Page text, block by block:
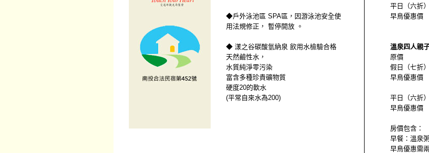
◆戶外泳池區 SPA區，因游泳池安全使
用法規修正， 暫停開放 。
◆ 漾之谷碳酸氫納泉 飲用水檢驗合格
天然鹼性水，
水質純淨零污染
富含多種珍貴礦物質
硬度20的軟水
(平常自來水為200)
平日（
早鳥優
溫泉四人親
原
假日（
早鳥優
平日（
早鳥優
房價包含：
早餐：溫泉
早鳥優惠需